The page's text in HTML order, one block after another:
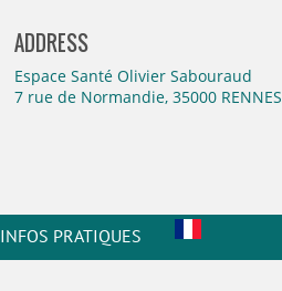
ADDRESS
Espace Santé Olivier Sabouraud
7 rue de Normandie, 35000 RENNES
INFOS PRATIQUES